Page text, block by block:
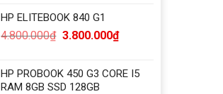
HP ELITEBOOK 840 G1
4.800.000₫ 3.800.000₫
HP PROBOOK 450 G3 CORE I5
RAM 8GB SSD 128GB